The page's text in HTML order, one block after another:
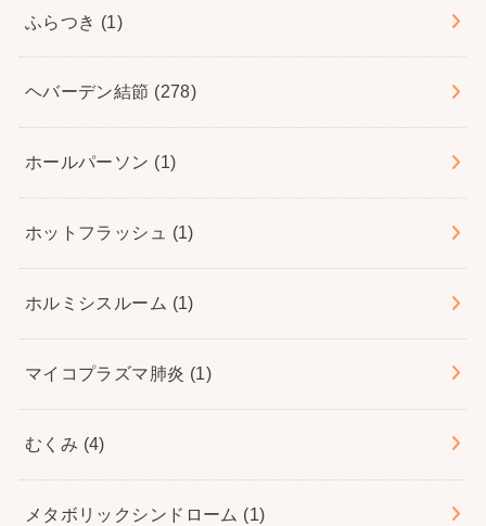
ふらつき (1)
ヘバーデン結節 (278)
ホールパーソン (1)
ホットフラッシュ (1)
ホルミシスルーム (1)
マイコプラズマ肺炎 (1)
むくみ (4)
メタボリックシンドローム (1)